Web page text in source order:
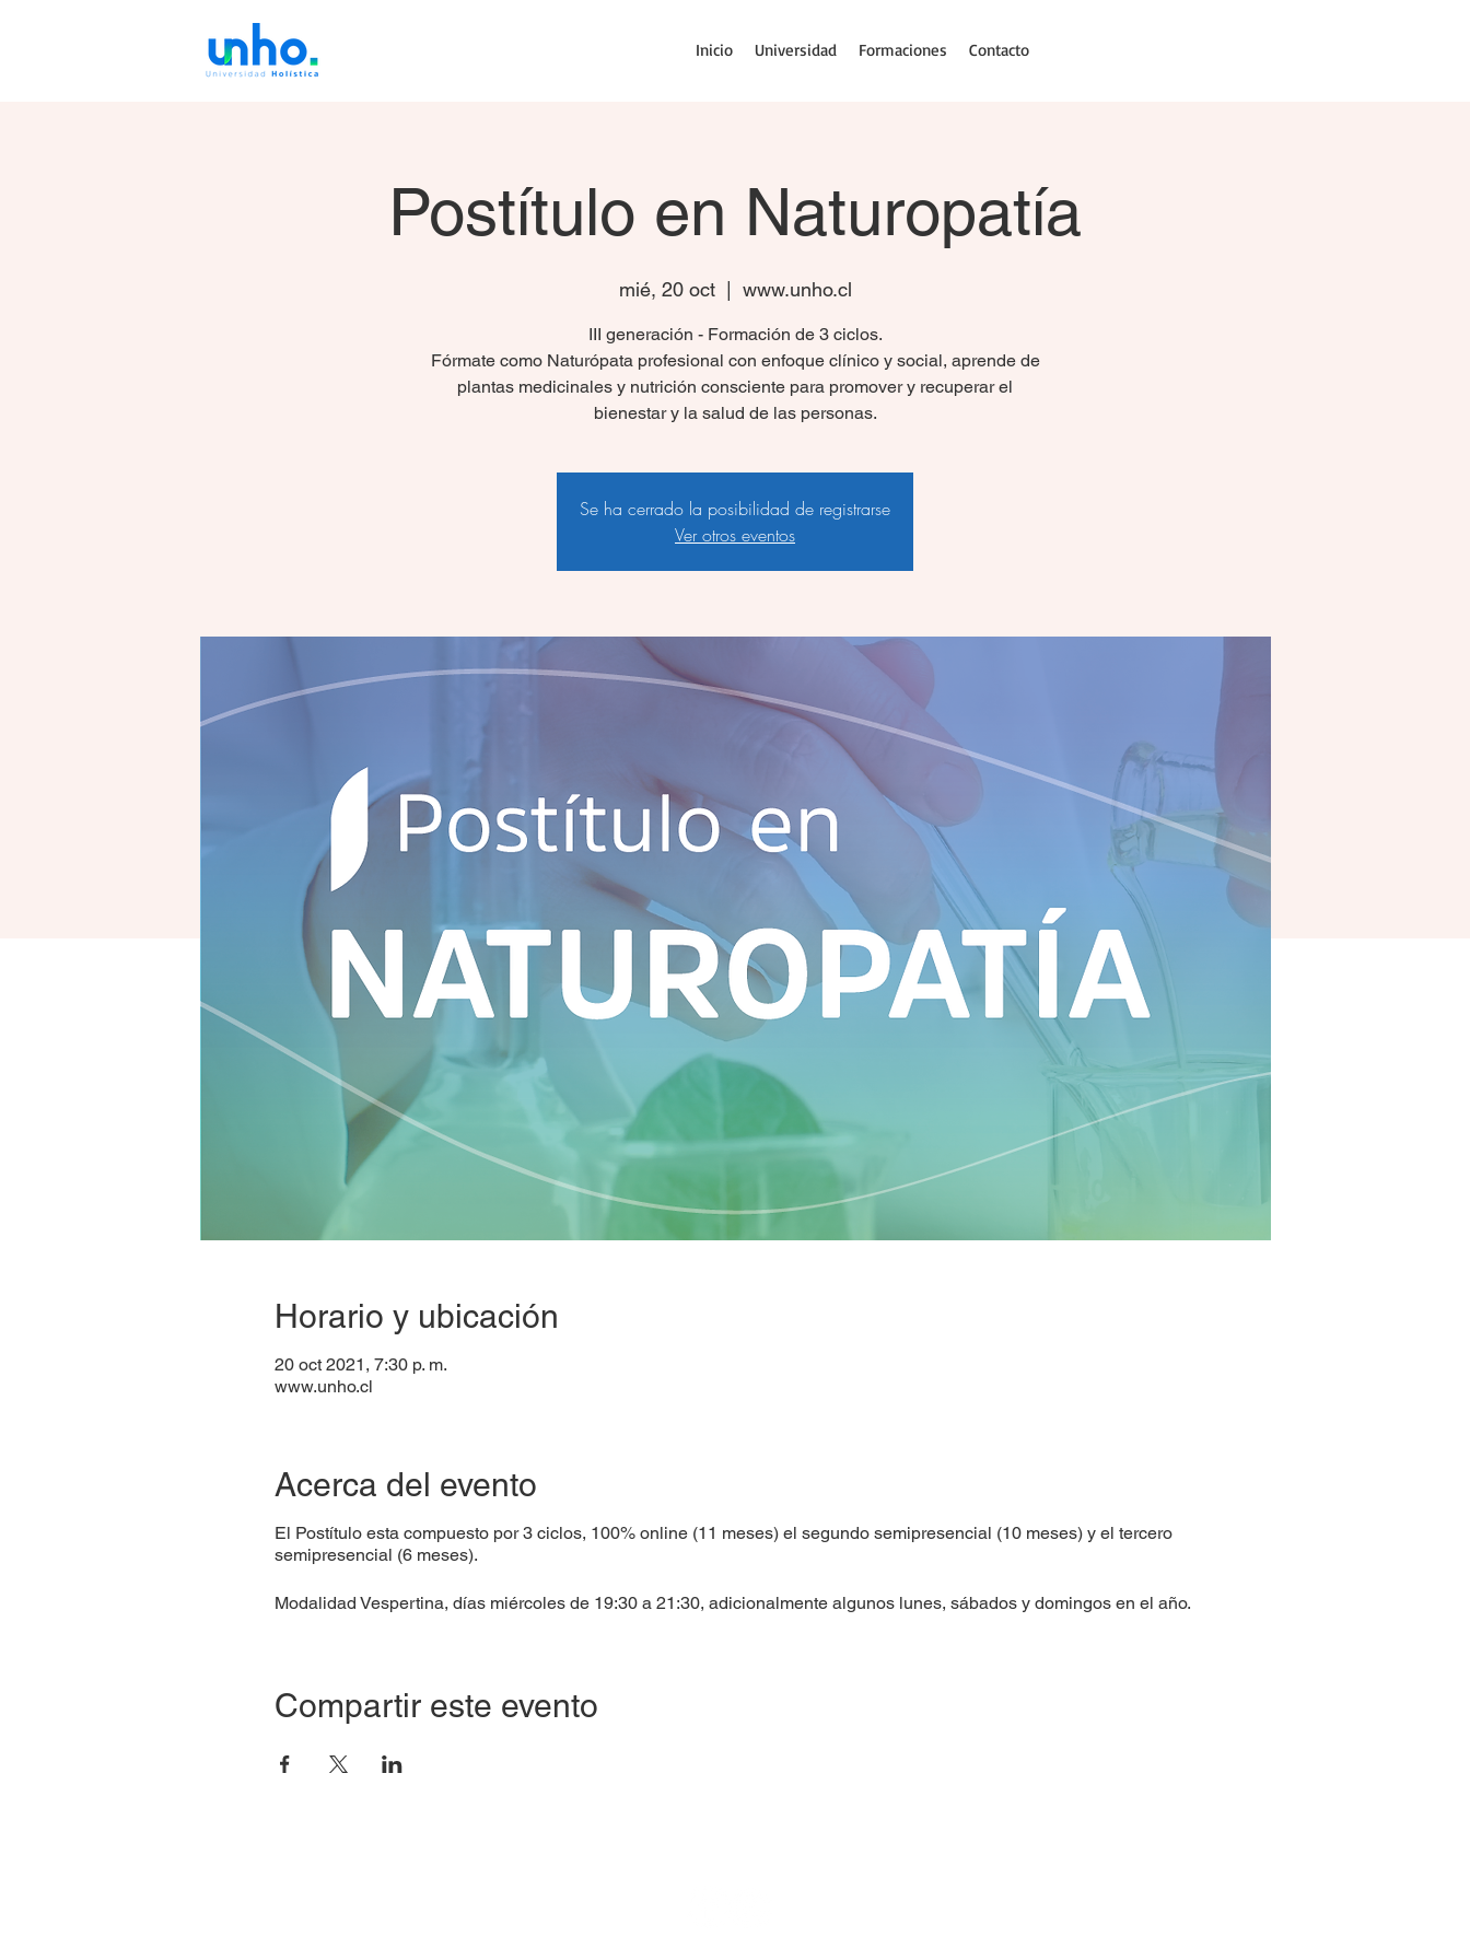
Inicio Universidad Formaciones Contacto
Postítulo en Naturopatía
mié, 20 oct
  |
www.unho.cl
III generación - Formación de 3 ciclos.
Fórmate como Naturópata profesional con enfoque clínico y social, aprende de
plantas medicinales y nutrición consciente para promover y recuperar el
bienestar y la salud de las personas.
Se ha cerrado la posibilidad de registrarse
Ver otros eventos
Horario y ubicación
20 oct 2021, 7:30 p. m.
www.unho.cl
Acerca del evento
El Postítulo esta compuesto por 3 ciclos, 100% online (11 meses) el segundo semipresencial (10 meses) y el tercero
semipresencial (6 meses).
Modalidad Vespertina, días miércoles de 19:30 a 21:30, adicionalmente algunos lunes, sábados y domingos en el año.
Compartir este evento